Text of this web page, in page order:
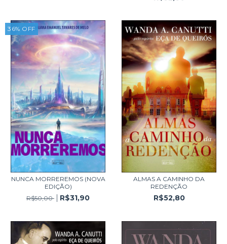
36% OFF
NUNCA MORREREMOS (NOVA
EDIÇÃO)
R$50,00
R$31,90
ALMAS A CAMINHO DA
REDENÇÃO
R$52,80